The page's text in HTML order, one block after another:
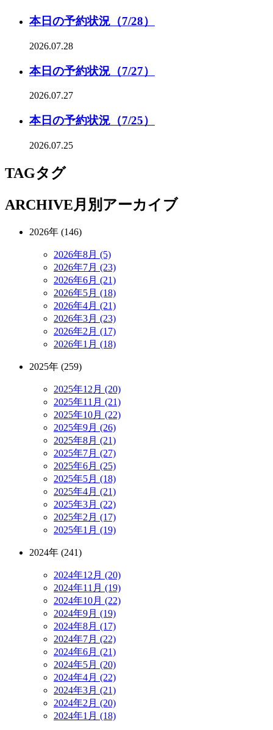
本日の予約状況（7/28）
2026.07.28
本日の予約状況（7/27）
2026.07.27
本日の予約状況（7/25）
2026.07.25
TAGタグ
ARCHIVE月別アーカイブ
2026年 (146)
2026年8月 (5)
2026年7月 (23)
2026年6月 (21)
2026年5月 (18)
2026年4月 (21)
2026年3月 (23)
2026年2月 (17)
2026年1月 (18)
2025年 (259)
2025年12月 (20)
2025年11月 (21)
2025年10月 (22)
2025年9月 (26)
2025年8月 (21)
2025年7月 (27)
2025年6月 (25)
2025年5月 (18)
2025年4月 (21)
2025年3月 (22)
2025年2月 (17)
2025年1月 (19)
2024年 (241)
2024年12月 (20)
2024年11月 (19)
2024年10月 (22)
2024年9月 (19)
2024年8月 (17)
2024年7月 (22)
2024年6月 (21)
2024年5月 (20)
2024年4月 (22)
2024年3月 (21)
2024年2月 (20)
2024年1月 (18)